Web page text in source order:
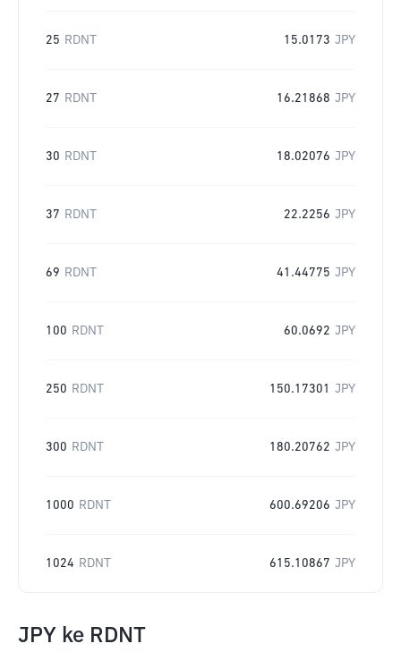
25 RDNT 15.0173 JPY
27 RDNT 16.21868 JPY
30 RDNT 18.02076 JPY
37 RDNT 22.2256 JPY
69 RDNT 41.44775 JPY
100 RDNT 60.0692 JPY
250 RDNT 150.17301 JPY
300 RDNT 180.20762 JPY
1000 RDNT 600.69206 JPY
1024 RDNT 615.10867 JPY
JPY ke RDNT